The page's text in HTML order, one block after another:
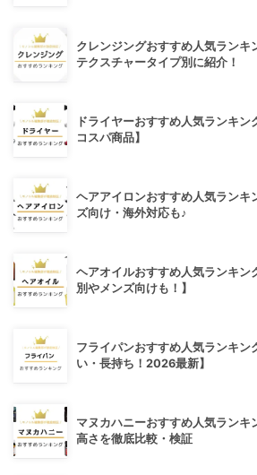
クレンジングおすすめ人気ランキ
テクスチャータイプ別に紹介！
ドライヤーおすすめ人気ランキン
コスパ商品】
ヘアアイロンおすすめ人気ランキ
ズ向け・海外対応も♪
ヘアオイルおすすめ人気ランキン
別やメンズ向けも！】
フライパンおすすめ人気ランキン
い・長持ち！2026最新】
マヌカハニーおすすめ人気ランキ
高さを徹底比較・検証